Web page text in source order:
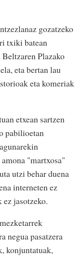
gozatzeko
txiki batean
Plazako
eta bertan lau
eta komeriak
etxean sartzen
pabilioetan
"martxosa"
utzi behar duena
interneten ez
jasotzeko.
negua pasatzera
konjuntatuak,